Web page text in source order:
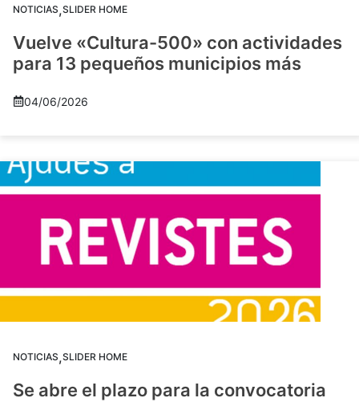
NOTICIAS,SLIDER HOME
Vuelve «Cultura-500» con actividades
para 13 pequeños municipios más
04/06/2026
NOTICIAS,SLIDER HOME
Se abre el plazo para la convocatoria